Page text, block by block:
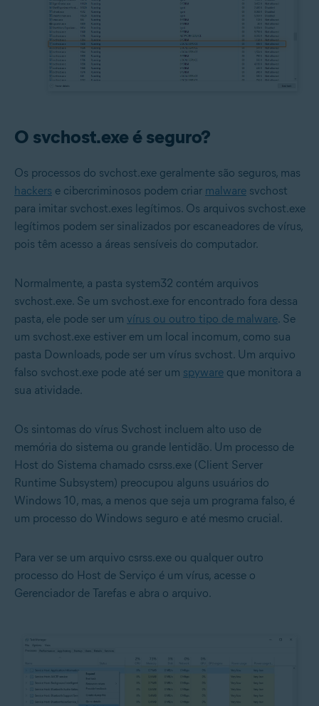
O svchost.exe é seguro?
Os processos do svchost.exe geralmente são seguros, mas
hackers e cibercriminosos podem criar malware svchost
para imitar svchost.exes legítimos. Os arquivos svchost.exe
legítimos podem ser sinalizados por escaneadores de vírus,
pois têm acesso a áreas sensíveis do computador.
Normalmente, a pasta system32 contém arquivos
svchost.exe. Se um svchost.exe for encontrado fora dessa
pasta, ele pode ser um vírus ou outro tipo de malware. Se
um svchost.exe estiver em um local incomum, como sua
pasta Downloads, pode ser um vírus svchost. Um arquivo
falso svchost.exe pode até ser um spyware que monitora a
sua atividade.
Os sintomas do vírus Svchost incluem alto uso de
memória do sistema ou grande lentidão. Um processo de
Host do Sistema chamado csrss.exe (Client Server
Runtime Subsystem) preocupou alguns usuários do
Windows 10, mas, a menos que seja um programa falso, é
um processo do Windows seguro e até mesmo crucial.
Para ver se um arquivo csrss.exe ou qualquer outro
processo do Host de Serviço é um vírus, acesse o
Gerenciador de Tarefas e abra o arquivo.